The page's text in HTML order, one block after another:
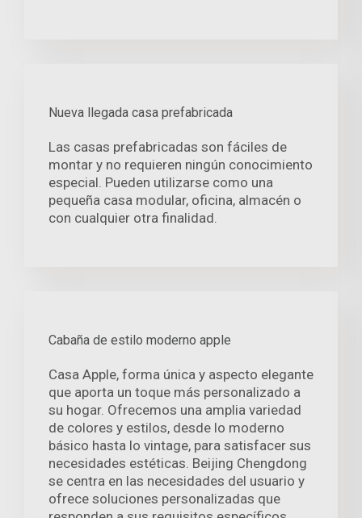
Nueva llegada casa prefabricada
Las casas prefabricadas son fáciles de
montar y no requieren ningún conocimiento
especial. Pueden utilizarse como una
pequeña casa modular, oficina, almacén o
con cualquier otra finalidad.
Cabaña de estilo moderno apple
Casa Apple, forma única y aspecto elegante
que aporta un toque más personalizado a
su hogar. Ofrecemos una amplia variedad
de colores y estilos, desde lo moderno
básico hasta lo vintage, para satisfacer sus
necesidades estéticas. Beijing Chengdong
se centra en las necesidades del usuario y
ofrece soluciones personalizadas que